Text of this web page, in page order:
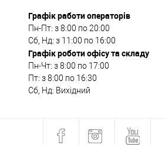
Графік работи операторів
Пн-Пт: з 8:00 по 20:00
Сб, Нд: з 11:00 по 16:00
Графік роботи офісу та складу
Пн-Чт: з 8:00 по 17:00
Пт: з 8:00 по 16:30
Сб, Нд: Вихідний